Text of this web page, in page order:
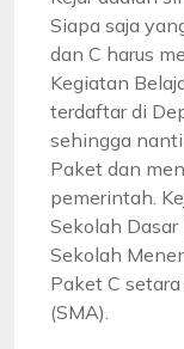
Siapa saja
dan C harus
Kegiatan
terdaftar di
sehingga
Paket dan
pemerintah.
Sekolah Dasar
Sekolah
Paket C
(SMA).